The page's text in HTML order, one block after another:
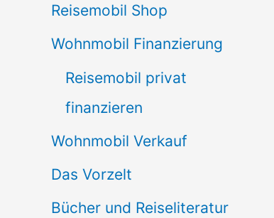
Reisemobil Shop
Wohnmobil Finanzierung
Reisemobil privat
finanzieren
Wohnmobil Verkauf
Das Vorzelt
Bücher und Reiseliteratur